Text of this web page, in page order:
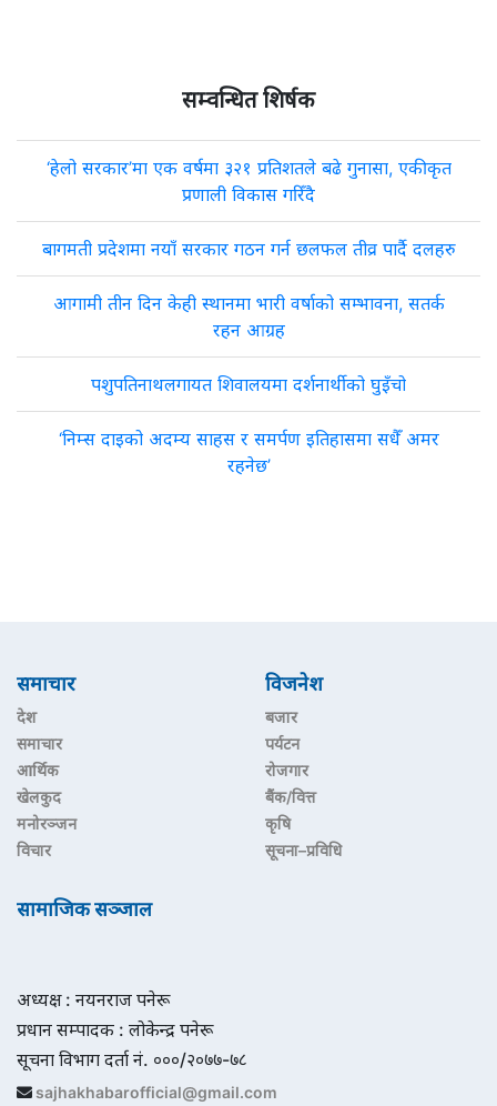
सम्वन्धित शिर्षक
‘हेलो सरकार’मा एक वर्षमा ३२१ प्रतिशतले बढे गुनासा, एकीकृत
प्रणाली विकास गरिँदै
बागमती प्रदेशमा नयाँ सरकार गठन गर्न छलफल तीव्र पार्दै दलहरु
आगामी तीन दिन केही स्थानमा भारी वर्षाको सम्भावना, सतर्क
रहन आग्रह
पशुपतिनाथलगायत शिवालयमा दर्शनार्थीको घुइँचो
‘निम्स दाइको अदम्य साहस र समर्पण इतिहासमा सधैँ अमर
रहनेछ’
समाचार
देश
समाचार
आर्थिक
खेलकुद
मनोरञ्जन
विचार
विजनेश
बजार
पर्यटन
रोजगार
बैंक/वित्त
कृषि
सूचना–प्रविधि
सामाजिक सञ्जाल
अध्यक्ष : नयनराज पनेरू
प्रधान सम्पादक : लोकेन्द्र पनेरू
सूचना विभाग दर्ता नं. ०००/२०७७-७८
sajhakhabarofficial@gmail.com